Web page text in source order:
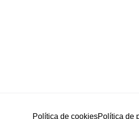
Política de cookiesPolítica de